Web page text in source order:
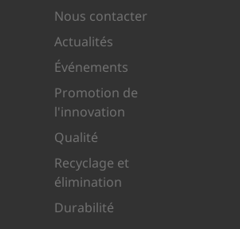
Nous contacter
Actualités
Événements
Promotion de
l'innovation
Qualité
Recyclage et
élimination
Durabilité